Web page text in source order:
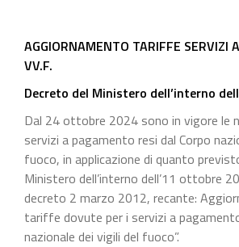
AGGIORNAMENTO TARIFFE SERVIZI
VV.F.
Decreto del Ministero dell’interno
Dal 24 ottobre 2024 sono in vigore le
servizi a pagamento resi dal Corpo
fuoco, in applicazione di quanto
Ministero dell’interno dell’11 ottobre
decreto 2 marzo 2012, recante:
tariffe dovute per i servizi a
nazionale dei vigili del fuoco”.